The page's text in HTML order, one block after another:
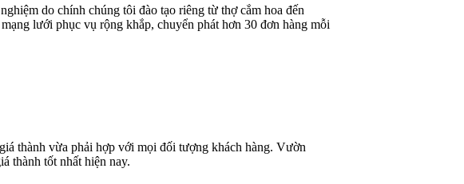
do chính chúng tôi đào tạo riêng từ thợ cắm hoa đến
lưới phục vụ rộng khắp, chuyển phát hơn 30 đơn hàng mỗi
thành vừa phải hợp với mọi đối tượng khách hàng. Vườn
thành tốt nhất hiện nay.